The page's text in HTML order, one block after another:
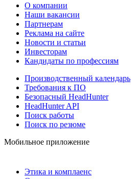
О компании
Наши вакансии
Партнерам
Реклама на сайте
Новости и статьи
Инвесторам
Кандидаты по профессиям
Производственный календарь
Требования к ПО
Безопасный HeadHunter
HeadHunter API
Поиск работы
Поиск по резюме
Мобильное приложение
Этика и комплаенс